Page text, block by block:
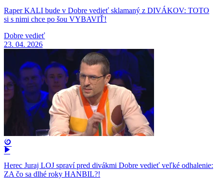
Raper KALI bude v Dobre vedieť sklamaný z DIVÁKOV: TOTO
si s nimi chce po šou VYBAVIŤ!
Dobre vedieť
23. 04. 2026
Herec Juraj LOJ spraví pred divákmi Dobre vedieť veľké odhalenie:
ZA čo sa dlhé roky HANBIL?!